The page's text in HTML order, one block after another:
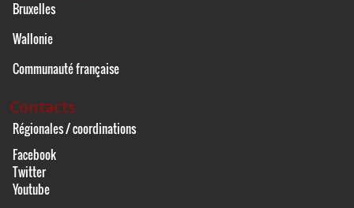
Bruxelles
Wallonie
Communauté française
Contacts
Régionales / coordinations
Facebook
Twitter
Youtube